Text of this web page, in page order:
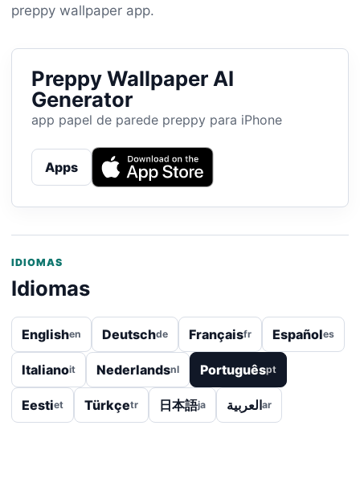
preppy wallpaper app.
Preppy Wallpaper AI
Generator
app papel de parede preppy para iPhone
Apps
IDIOMAS
Idiomas
Englishen Deutschde Françaisfr Españoles
Italianoit Nederlandsnl Portuguêspt
Eestiet Türkçetr 日本語ja العربيةar